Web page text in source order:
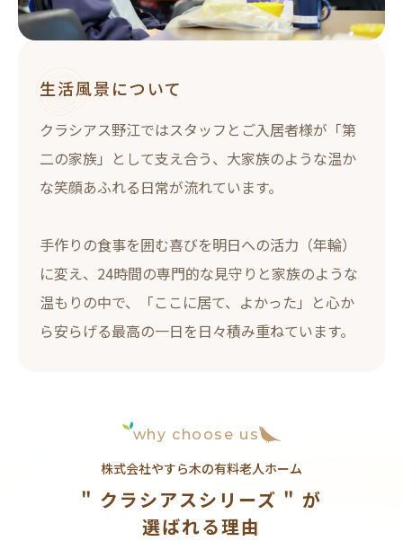
生活風景について
クラシアス野江ではスタッフとご入居者様が「第
二の家族」として支え合う、大家族のような温か
な笑顔あふれる日常が流れています。
手作りの食事を囲む喜びを明日への活力（年輪）
に変え、24時間の専門的な見守りと家族のような
温もりの中で、「ここに居て、よかった」と心か
ら安らげる最高の一日を日々積み重ねています。
why choose us
株式会社やすら木の有料老人ホーム
" クラシアスシリーズ " が
選ばれる理由